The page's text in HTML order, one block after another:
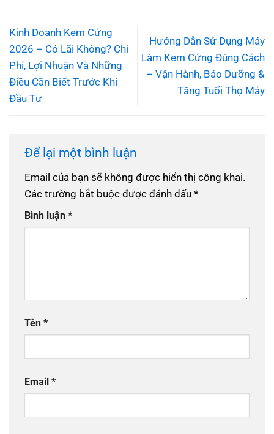
Kinh Doanh Kem Cứng
2026 – Có Lãi Không? Chi
Phí, Lợi Nhuận Và Những
Điều Cần Biết Trước Khi
Đầu Tư
Hướng Dẫn Sử Dụng Máy
Làm Kem Cứng Đúng Cách
– Vận Hành, Bảo Dưỡng &
Tăng Tuổi Thọ Máy
Để lại một bình luận
Email của bạn sẽ không được hiển thị công khai.
Các trường bắt buộc được đánh dấu *
Bình luận *
Tên *
Email *